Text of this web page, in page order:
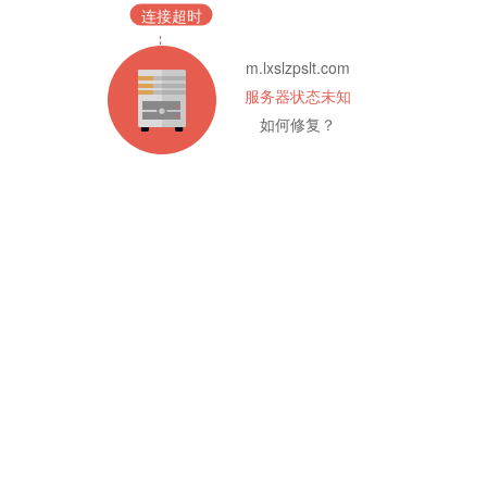
连接超时
m.lxslzpslt.com
服务器状态未知
如何修复？